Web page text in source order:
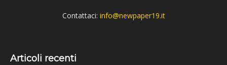
Contattaci: info@newpaper19.it
Articoli recenti